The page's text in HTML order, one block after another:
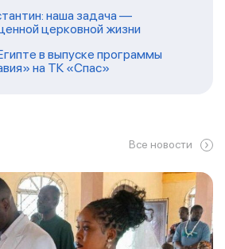
наша задача —
церковной жизни
в выпуске программы
на ТК «Спас»
Все новости